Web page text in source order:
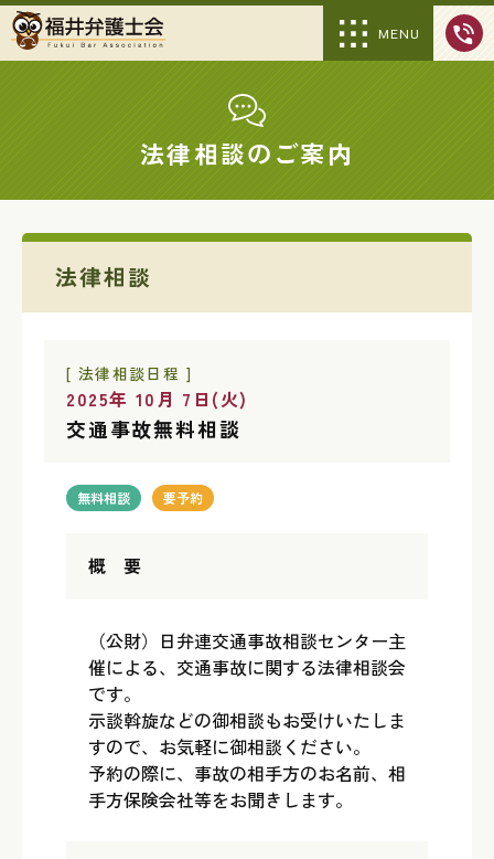
MENU
法律相談のご案内
法律相談
[ 法律相談日程 ]
2025年 10月 7日(火)
交通事故無料相談
無料相談 要予約
概 要
（公財）日弁連交通事故相談センター主
催による、交通事故に関する法律相談会
です。
示談斡旋などの御相談もお受けいたしま
すので、お気軽に御相談ください。
予約の際に、事故の相手方のお名前、相
手方保険会社等をお聞きします。